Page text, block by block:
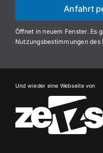
Anfahrt
Öffnet in neuem Fenster. Es
Nutzungsbestimmungen des
Und wieder eine Webseite von